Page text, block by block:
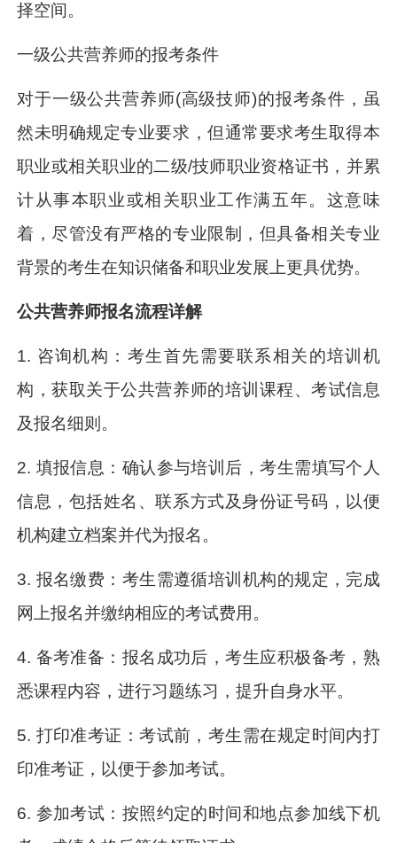
择空间。
一级公共营养师的报考条件
对于一级公共营养师(高级技师)的报考条件，虽
然未明确规定专业要求，但通常要求考生取得本
职业或相关职业的二级/技师职业资格证书，并累
计从事本职业或相关职业工作满五年。这意味
着，尽管没有严格的专业限制，但具备相关专业
背景的考生在知识储备和职业发展上更具优势。
公共营养师报名流程详解
1. 咨询机构：考生首先需要联系相关的培训机
构，获取关于公共营养师的培训课程、考试信息
及报名细则。
2. 填报信息：确认参与培训后，考生需填写个人
信息，包括姓名、联系方式及身份证号码，以便
机构建立档案并代为报名。
3. 报名缴费：考生需遵循培训机构的规定，完成
网上报名并缴纳相应的考试费用。
4. 备考准备：报名成功后，考生应积极备考，熟
悉课程内容，进行习题练习，提升自身水平。
5. 打印准考证：考试前，考生需在规定时间内打
印准考证，以便于参加考试。
6. 参加考试：按照约定的时间和地点参加线下机